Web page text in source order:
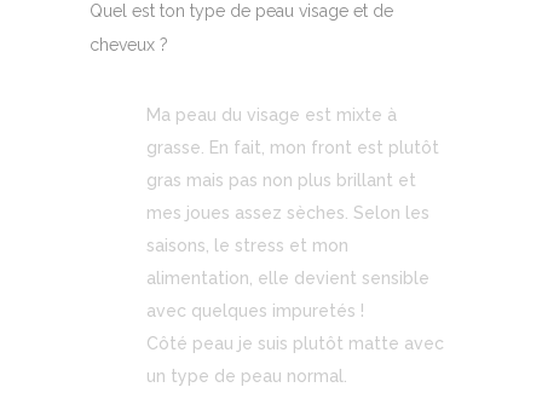
Quel est ton type de peau visage et de
cheveux ?
Ma peau du visage est mixte à
grasse. En fait, mon front est plutôt
gras mais pas non plus brillant et
mes joues assez sèches. Selon les
saisons, le stress et mon
alimentation, elle devient sensible
avec quelques impuretés !
Côté peau je suis plutôt matte avec
un type de peau normal.